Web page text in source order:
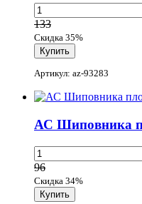
133
Скидка 35%
Артикул: az-93283
АС Шиповника
96
Скидка 34%